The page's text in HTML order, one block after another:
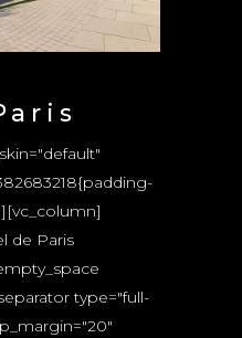
de Paris
type="full-